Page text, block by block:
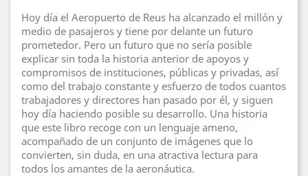
Hoy día el Aeropuerto de Reus ha alcanzado el millón y
medio de pasajeros y tiene por delante un futuro
prometedor. Pero un futuro que no sería posible
explicar sin toda la historia anterior de apoyos y
compromisos de instituciones, públicas y privadas, así
como del trabajo constante y esfuerzo de todos cuantos
trabajadores y directores han pasado por él, y siguen
hoy día haciendo posible su desarrollo. Una historia
que este libro recoge con un lenguaje ameno,
acompañado de un conjunto de imágenes que lo
convierten, sin duda, en una atractiva lectura para
todos los amantes de la aeronáutica.